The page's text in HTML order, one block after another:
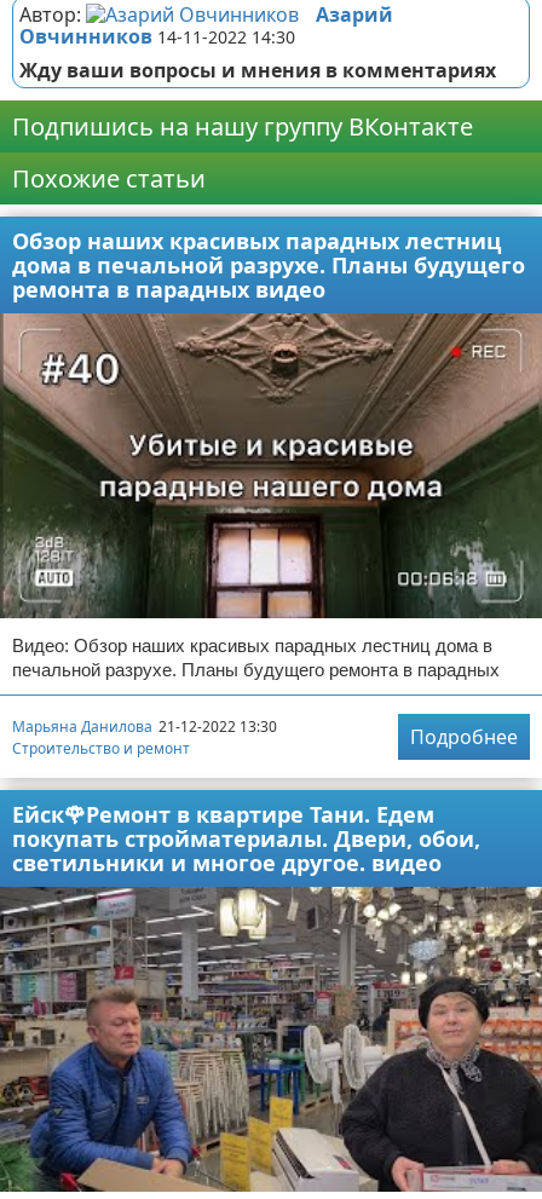
Автор:
Азарий
Овчинников 14-11-2022 14:30
Жду ваши вопросы и мнения в комментариях
Подпишись на нашу группу ВКонтакте
Похожие статьи
Обзор наших красивых парадных лестниц
дома в печальной разрухе. Планы будущего
ремонта в парадных видео
Видео: Обзор наших красивых парадных лестниц дома в
печальной разрухе. Планы будущего ремонта в парадных
Марьяна Данилова 21-12-2022 13:30
Строительство и ремонт
Подробнее
Ейск🌹Ремонт в квартире Тани. Едем
покупать стройматериалы. Двери, обои,
светильники и многое другое. видео